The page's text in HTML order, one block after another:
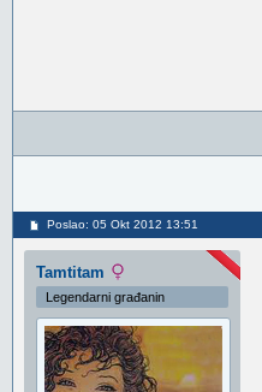
Poslao: 05 Okt 2012 13:51
Tamtitam
Legendarni građanin